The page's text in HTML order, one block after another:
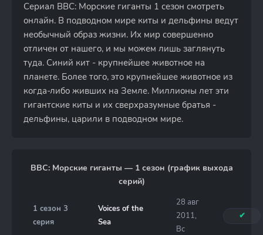
Сериал BBC: Морские гиганты 1 сезон смотреть
онлайн. В подводном мире киты и дельфины ведут
необычный образ жизни. Их мир совершенно
отличен от нашего, и мы можем лишь заглянуть
туда. Синий кит - крупнейшее животное на
планете. Более того, это крупнейшее животное из
когда-либо живших на Земле. Миллионы лет эти
гигантские киты и их сверхразумные братья -
дельфины, царили в подводном мире.
BBC: Морские гиганты — 1 сезон (график выхода
серий)
1 сезон 3
серия
Voices of the
Sea
28 авг
2011,
Вс
✔